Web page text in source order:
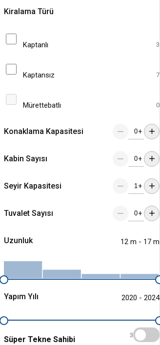
Kiralama Türü
Kaptanlı 3
Kaptansız 7
Mürettebatlı 0
Konaklama Kapasitesi +
Kabin Sayısı +
Seyir Kapasitesi +
Tuvalet Sayısı +
Uzunluk 12 m - 17 m
Yapım Yılı 2020 - 2024
Süper Tekne Sahibi 3